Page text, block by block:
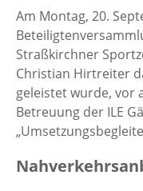
Am Montag, 20.
Straßkirchner
Christian Hirtreiter
geleistet wurde, vor
Betreuung der ILE